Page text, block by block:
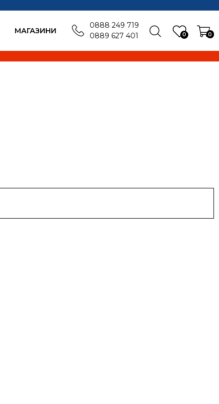
MАГАЗИНИ 0 0
0888 249 719
0889 627 401